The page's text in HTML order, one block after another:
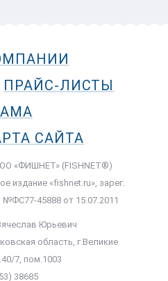
ПРАЙС-ЛИСТЫ
САЙТА
«ФИШНЕТ» (FISHNET®)
издание «fishnet.ru», зарег.
45888 от 15.07.2011
Юрьевич
область, г.Великие
7, пом.1003
38685